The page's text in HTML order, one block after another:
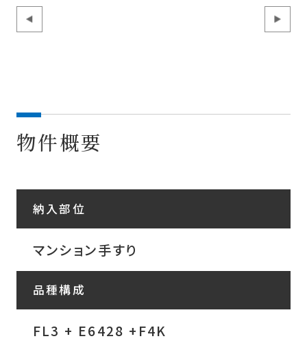
物件概要
納入部位
マンション手すり
品種構成
FL3 + E6428 +F4K